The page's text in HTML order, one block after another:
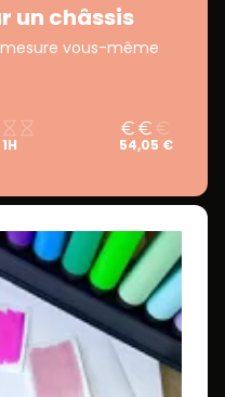
un châssis
vous-même
1H 54,05 €